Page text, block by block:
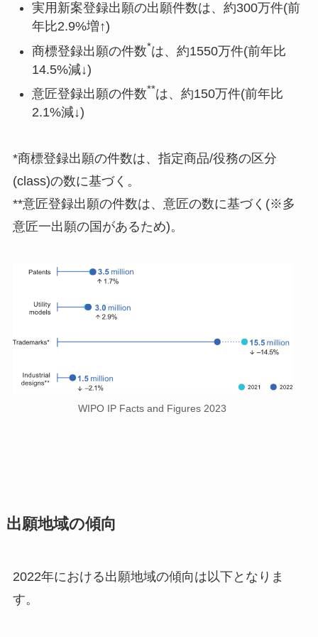
実用新案登録出願の出願件数は、約300万件(前
年比2.9%増↑)
商標登録出願の件数*は、約1550万件(前年比
14.5%減↓)
意匠登録出願の件数**は、約150万件(前年比
2.1%減↓)
*商標登録出願の件数は、指定商品/役務の区分
(class)の数に基づく。
**意匠登録出願の件数は、意匠の数に基づく(※多
意匠一出願の国があるため)。
WIPO IP Facts and Figures 2023
出願地域の傾向
2022年における出願地域の傾向は以下となりま
す。